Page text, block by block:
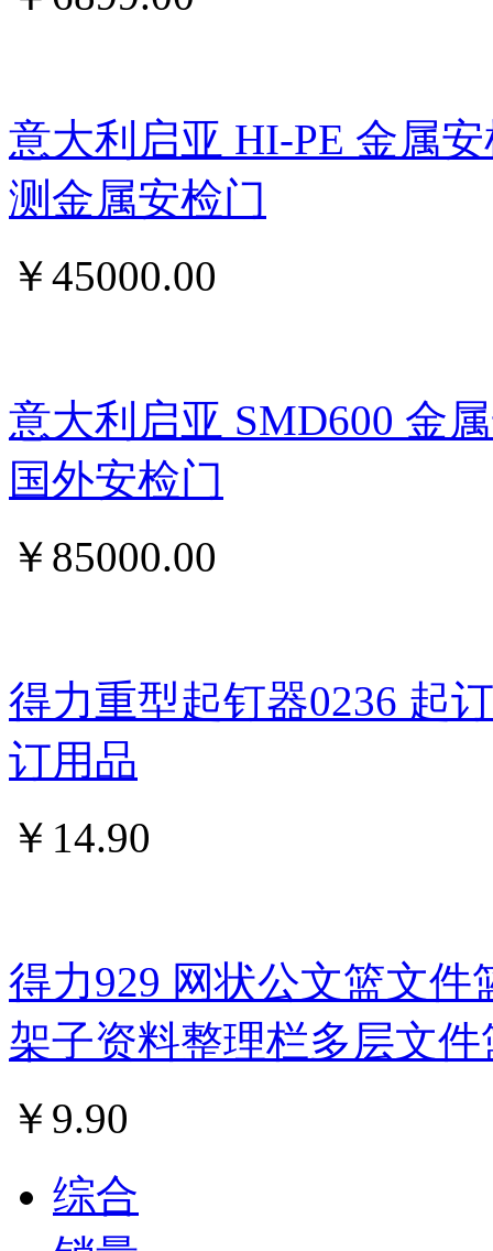
意大利启亚 HI-PE 金属
测金属安检门
￥45000.00
意大利启亚 SMD600 金
国外安检门
￥ 85000.00
得力重型起钉器0236 起
订用品
￥ 14.90
得力929 网状公文篮文
架子资料整理栏多层文件
￥ 9.90
综合